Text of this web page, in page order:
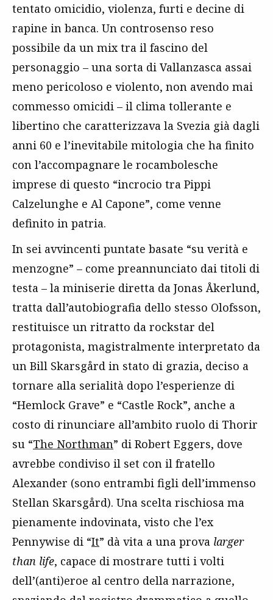
tentato omicidio, violenza, furti e decine di
rapine in banca. Un controsenso reso
possibile da un mix tra il fascino del
personaggio – una sorta di Vallanzasca assai
meno pericoloso e violento, non avendo mai
commesso omicidi – il clima tollerante e
libertino che caratterizzava la Svezia già dagli
anni 60 e l’inevitabile mitologia che ha finito
con l’accompagnare le rocambolesche
imprese di questo “incrocio tra Pippi
Calzelunghe e Al Capone”, come venne
definito in patria.
In sei avvincenti puntate basate “su verità e
menzogne” – come preannunciato dai titoli di
testa – la miniserie diretta da Jonas Åkerlund,
tratta dall’autobiografia dello stesso Olofsson,
restituisce un ritratto da rockstar del
protagonista, magistralmente interpretato da
un Bill Skarsgård in stato di grazia, deciso a
tornare alla serialità dopo l’esperienze di
“Hemlock Grave” e “Castle Rock”, anche a
costo di rinunciare all’ambito ruolo di Thorir
su “The Northman” di Robert Eggers, dove
avrebbe condiviso il set con il fratello
Alexander (sono entrambi figli dell’immenso
Stellan Skarsgård). Una scelta rischiosa ma
pienamente indovinata, visto che l’ex
Pennywise di “It” dà vita a una prova larger
than life, capace di mostrare tutti i volti
dell’(anti)eroe al centro della narrazione,